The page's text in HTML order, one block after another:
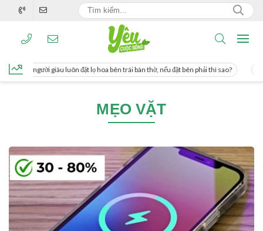
người giàu luôn đặt lọ hoa bên trái bàn thờ, nếu đặt bên phải thì sao?
MẸO VẶT